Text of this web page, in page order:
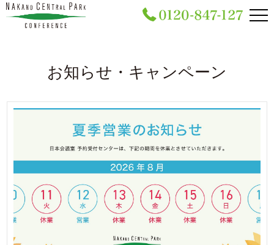
お知らせ・キャンペーン